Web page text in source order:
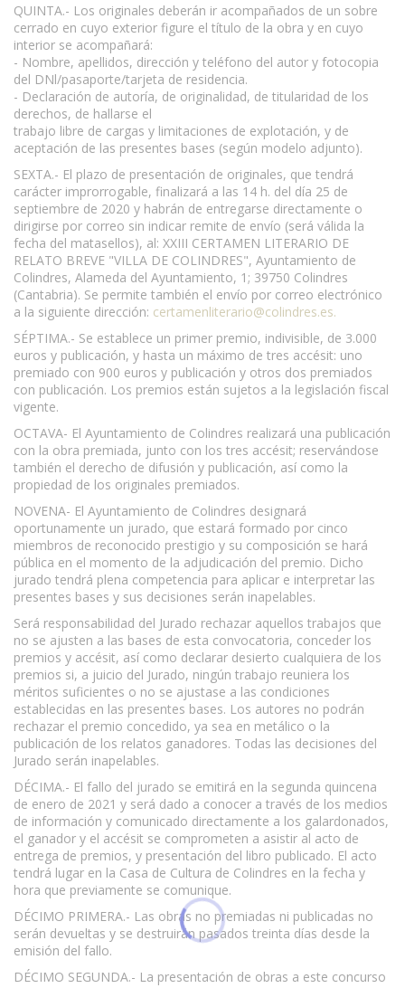
QUINTA.- Los originales deberán ir acompañados de un sobre
cerrado en cuyo exterior figure el título de la obra y en cuyo
interior se acompañará:
- Nombre, apellidos, dirección y teléfono del autor y fotocopia
del DNl/pasaporte/tarjeta de residencia.
- Declaración de autoría, de originalidad, de titularidad de los
derechos, de hallarse el
trabajo libre de cargas y limitaciones de explotación, y de
aceptación de las presentes bases (según modelo adjunto).
SEXTA.- El plazo de presentación de originales, que tendrá
carácter improrrogable, finalizará a las 14 h. del día 25 de
septiembre de 2020 y habrán de entregarse directamente o
dirigirse por correo sin indicar remite de envío (será válida la
fecha del matasellos), al: XXIII CERTAMEN LITERARIO DE
RELATO BREVE "VILLA DE COLINDRES", Ayuntamiento de
Colindres, Alameda del Ayuntamiento, 1; 39750 Colindres
(Cantabria). Se permite también el envío por correo electrónico
a la siguiente dirección: certamenliterario@colindres.es.
SÉPTIMA.- Se establece un primer premio, indivisible, de 3.000
euros y publicación, y hasta un máximo de tres accésit: uno
premiado con 900 euros y publicación y otros dos premiados
con publicación. Los premios están sujetos a la legislación fiscal
vigente.
OCTAVA- El Ayuntamiento de Colindres realizará una publicación
con la obra premiada, junto con los tres accésit; reservándose
también el derecho de difusión y publicación, así como la
propiedad de los originales premiados.
NOVENA- El Ayuntamiento de Colindres designará
oportunamente un jurado, que estará formado por cinco
miembros de reconocido prestigio y su composición se hará
pública en el momento de la adjudicación del premio. Dicho
jurado tendrá plena competencia para aplicar e interpretar las
presentes bases y sus decisiones serán inapelables.
Será responsabilidad del Jurado rechazar aquellos trabajos que
no se ajusten a las bases de esta convocatoria, conceder los
premios y accésit, así como declarar desierto cualquiera de los
premios si, a juicio del Jurado, ningún trabajo reuniera los
méritos suficientes o no se ajustase a las condiciones
establecidas en las presentes bases. Los autores no podrán
rechazar el premio concedido, ya sea en metálico o la
publicación de los relatos ganadores. Todas las decisiones del
Jurado serán inapelables.
DÉCIMA.- El fallo del jurado se emitirá en la segunda quincena
de enero de 2021 y será dado a conocer a través de los medios
de información y comunicado directamente a los galardonados,
el ganador y el accésit se comprometen a asistir al acto de
entrega de premios, y presentación del libro publicado. El acto
tendrá lugar en la Casa de Cultura de Colindres en la fecha y
hora que previamente se comunique.
DÉCIMO PRIMERA.- Las obras no premiadas ni publicadas no
serán devueltas y se destruirán pasados treinta días desde la
emisión del fallo.
DÉCIMO SEGUNDA.- La presentación de obras a este concurso